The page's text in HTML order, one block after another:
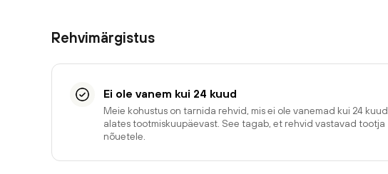
Rehvimärgistus
Ei ole vanem kui 24 kuud
Meie kohustus on tarnida rehvid, mis ei ole vanemad kui 24 kuud
alates tootmiskuupäevast. See tagab, et rehvid vastavad tootja
nõuetele.